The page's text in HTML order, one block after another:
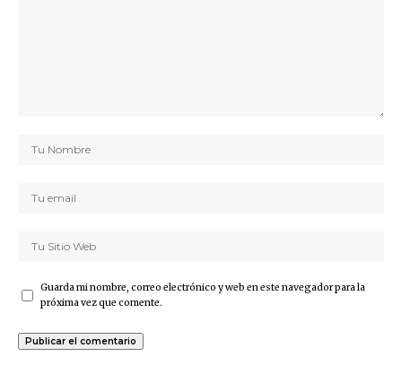
Guarda mi nombre, correo electrónico y web en este navegador para la
próxima vez que comente.